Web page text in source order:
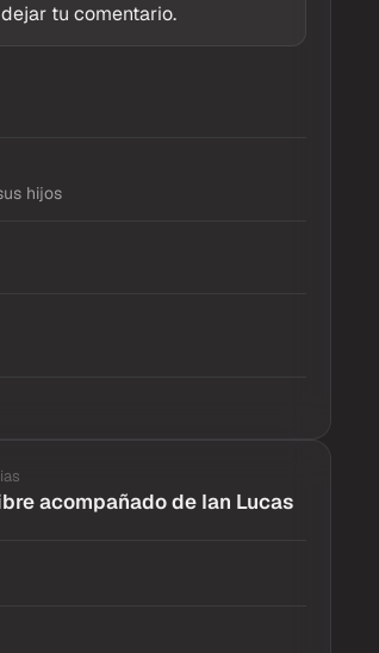
tu comentario.
hijos
acompañado de Ian Lucas